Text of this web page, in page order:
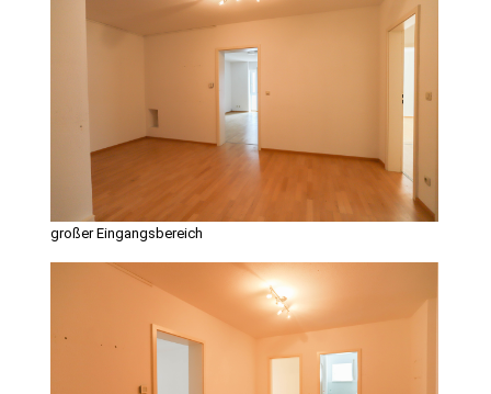
großer Eingangsbereich